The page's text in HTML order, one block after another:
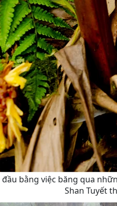
bằng việc băng qua
Shan Tuyết